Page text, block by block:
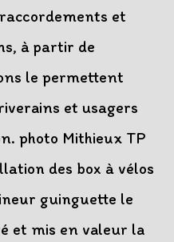
et
à partir de
le permettent
et usagers
photo Mithieux TP
des box à vélos
guinguette le
et mis en valeur la